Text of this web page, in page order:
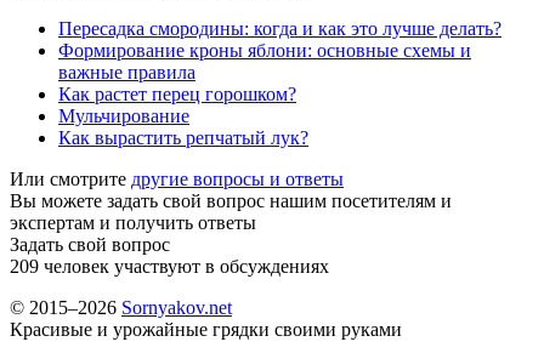
Пересадка смородины: когда и как это лучше делать?
Формирование кроны яблони: основные схемы и
важные правила
Как растет перец горошком?
Мульчирование
Как вырастить репчатый лук?
Или смотрите другие вопросы и ответы
Вы можете задать свой вопрос нашим посетителям и
экспертам и получить ответы
Задать свой вопрос
209 человек участвуют в обсуждениях
© 2015–2026 Sornyakov.net
Красивые и урожайные грядки своими руками